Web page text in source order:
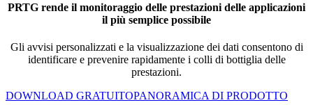
PRTG rende il monitoraggio delle prestazioni delle applicazioni
il più semplice possibile
Gli avvisi personalizzati e la visualizzazione dei dati consentono di
identificare e prevenire rapidamente i colli di bottiglia delle
prestazioni.
DOWNLOAD GRATUITOPANORAMICA DI PRODOTTO